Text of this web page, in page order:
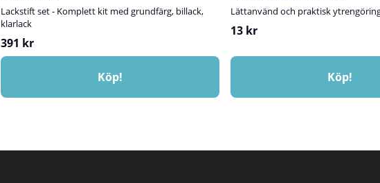
Lackstift set - Komplett kit med grundfärg, billack,
klarlack
391 kr
Köp!
Lättanvänd och praktisk
13 kr
Köp!